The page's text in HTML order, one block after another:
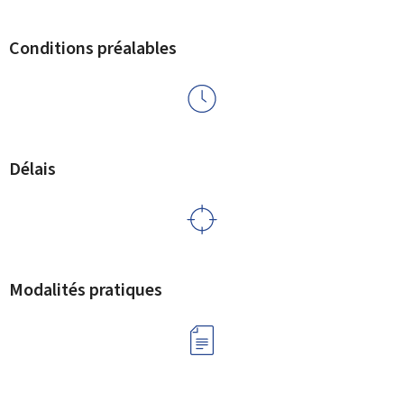
Conditions préalables
Délais
Modalités pratiques